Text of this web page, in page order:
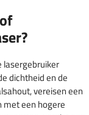
lasergebruiker
dichtheid en de
vereisen een
met een hogere